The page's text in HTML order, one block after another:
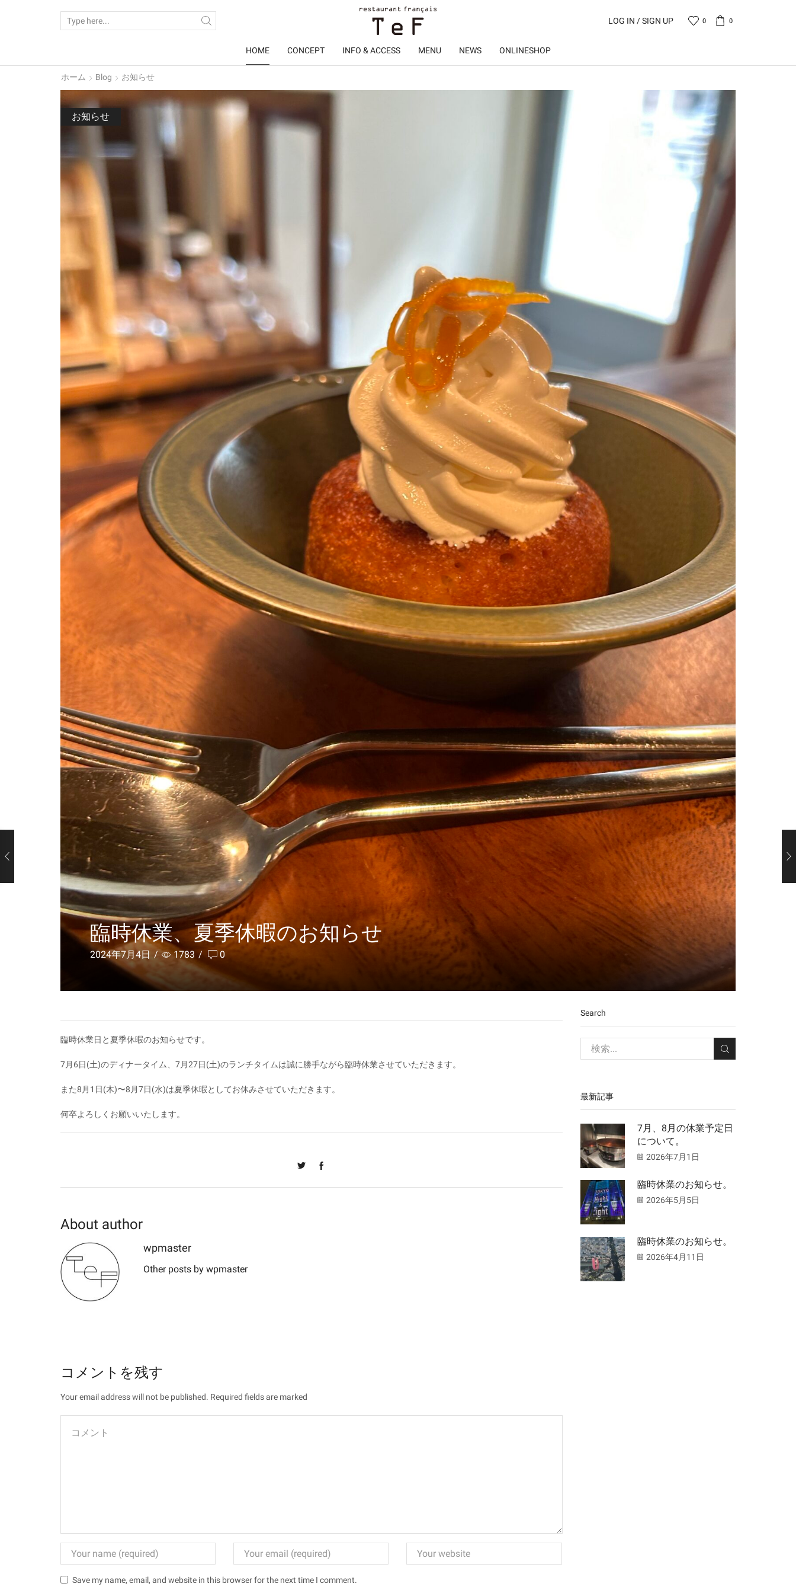
LOG IN / SIGN UP 0 0
HOME CONCEPT INFO & ACCESS MENU NEWS ONLINESHOP
ホーム Blog お知らせ
お知らせ
臨時休業、夏季休暇のお知らせ
2024年7月4日 / 1783 / 0
臨時休業日と夏季休暇のお知らせです。
7月6日(土)のディナータイム、7月27日(土)のランチタイムは誠に勝手ながら臨時休業させていただきます。
また8月1日(木)〜8月7日(水)は夏季休暇としてお休みさせていただきます。
何卒よろしくお願いいたします。
About author
wpmaster
Other posts by wpmaster
コメントを残す
Your email address will not be published. Required fields are marked
Save my name, email, and website in this browser for the next time I comment.
Search
最新記事
7月、8月の休業予定日
について。
2026年7月1日
臨時休業のお知らせ。
2026年5月5日
臨時休業のお知らせ。
2026年4月11日